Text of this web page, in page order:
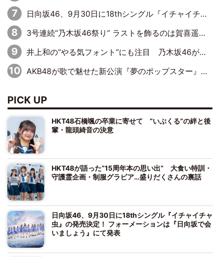
日向坂46、9月30日に18thシングル『イチャイチャ虫』の発売決定！ フォーメーションは『日向坂で会いましょう』にて発表
3号連続“乃木坂46祭り” ラストを飾るのは賀喜遥香…5年ぶりの登場に「5年分大人になった私を見ていただけたら」
井上和の“やる気フォント”にも注目 乃木坂46が挑んだ書道パフォーマンスの舞台裏
AKB48が歌で魅せた新公演『夢のポップスター』 初日から全身全霊のステージ
PICK UP
HKT48石橋颯の卒業に寄せて “いぶくる”の絆と後
輩・龍頭綺音の決意
HKT48が語った“15周年本の思い出” 大食い特訓・
守護霊企画・制服グラビア…盛りだくさんの裏話
日向坂46、9月30日に18thシングル『イチャイチャ
虫』の発売決定！ フォーメーションは『日向坂で会
いましょう』にて発表